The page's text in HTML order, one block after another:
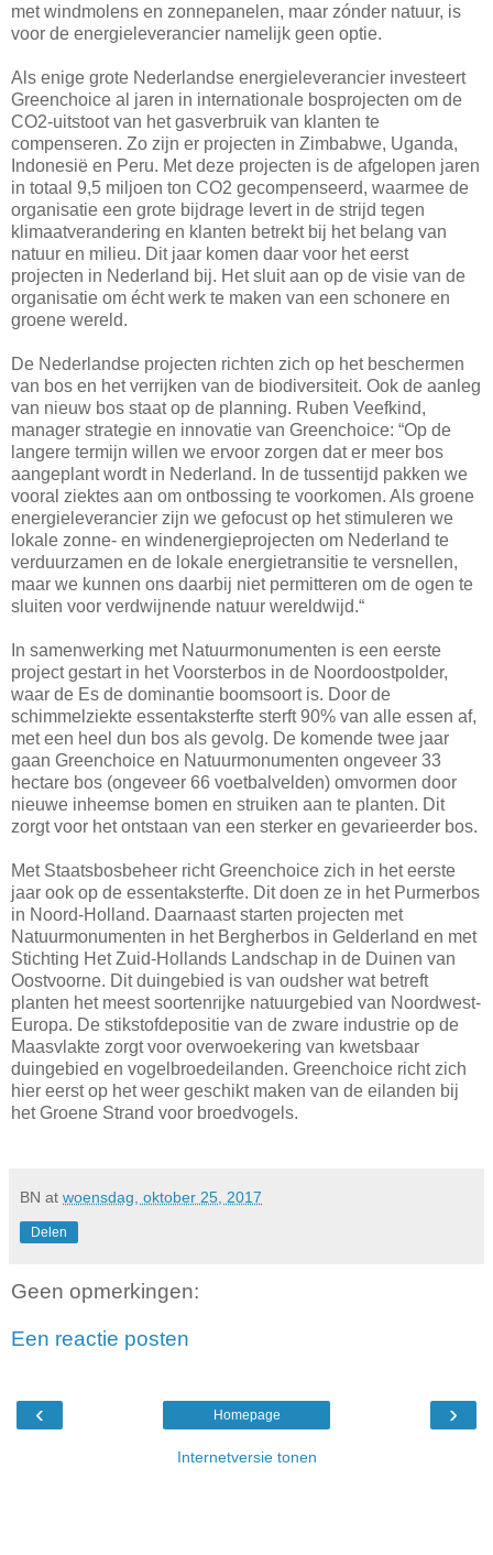
met windmolens en zonnepanelen, maar zónder natuur, is
voor de energieleverancier namelijk geen optie.
Als enige grote Nederlandse energieleverancier investeert
Greenchoice al jaren in internationale bosprojecten om de
CO2-uitstoot van het gasverbruik van klanten te
compenseren. Zo zijn er projecten in Zimbabwe, Uganda,
Indonesië en Peru. Met deze projecten is de afgelopen jaren
in totaal 9,5 miljoen ton CO2 gecompenseerd, waarmee de
organisatie een grote bijdrage levert in de strijd tegen
klimaatverandering en klanten betrekt bij het belang van
natuur en milieu. Dit jaar komen daar voor het eerst
projecten in Nederland bij. Het sluit aan op de visie van de
organisatie om écht werk te maken van een schonere en
groene wereld.
De Nederlandse projecten richten zich op het beschermen
van bos en het verrijken van de biodiversiteit. Ook de aanleg
van nieuw bos staat op de planning. Ruben Veefkind,
manager strategie en innovatie van Greenchoice: “Op de
langere termijn willen we ervoor zorgen dat er meer bos
aangeplant wordt in Nederland. In de tussentijd pakken we
vooral ziektes aan om ontbossing te voorkomen. Als groene
energieleverancier zijn we gefocust op het stimuleren we
lokale zonne- en windenergieprojecten om Nederland te
verduurzamen en de lokale energietransitie te versnellen,
maar we kunnen ons daarbij niet permitteren om de ogen te
sluiten voor verdwijnende natuur wereldwijd.“
In samenwerking met Natuurmonumenten is een eerste
project gestart in het Voorsterbos in de Noordoostpolder,
waar de Es de dominantie boomsoort is. Door de
schimmelziekte essentaksterfte sterft 90% van alle essen af,
met een heel dun bos als gevolg. De komende twee jaar
gaan Greenchoice en Natuurmonumenten ongeveer 33
hectare bos (ongeveer 66 voetbalvelden) omvormen door
nieuwe inheemse bomen en struiken aan te planten. Dit
zorgt voor het ontstaan van een sterker en gevarieerder bos.
Met Staatsbosbeheer richt Greenchoice zich in het eerste
jaar ook op de essentaksterfte. Dit doen ze in het Purmerbos
in Noord-Holland. Daarnaast starten projecten met
Natuurmonumenten in het Bergherbos in Gelderland en met
Stichting Het Zuid-Hollands Landschap in de Duinen van
Oostvoorne. Dit duingebied is van oudsher wat betreft
planten het meest soortenrijke natuurgebied van Noordwest-
Europa. De stikstofdepositie van de zware industrie op de
Maasvlakte zorgt voor overwoekering van kwetsbaar
duingebied en vogelbroedeilanden. Greenchoice richt zich
hier eerst op het weer geschikt maken van de eilanden bij
het Groene Strand voor broedvogels.
BN at woensdag, oktober 25, 2017
Delen
Geen opmerkingen:
Een reactie posten
‹ ›
Homepage
Internetversie tonen